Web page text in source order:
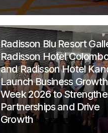
Radisson Blu Resort
Radisson Hotel
and Radisson Hotel
Launch Business Growth
Week 2026 to
Partnerships and Drive
Growth